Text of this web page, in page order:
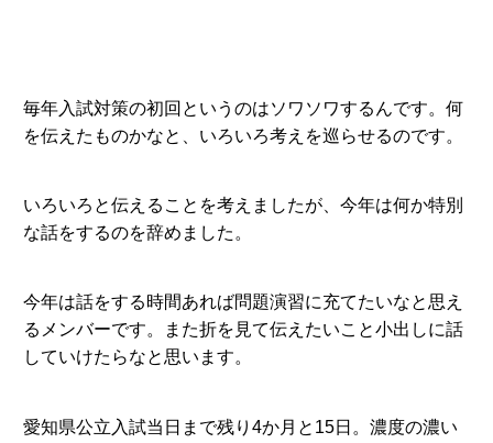
毎年入試対策の初回というのはソワソワするんです。何
を伝えたものかなと、いろいろ考えを巡らせるのです。
いろいろと伝えることを考えましたが、今年は何か特別
な話をするのを辞めました。
今年は話をする時間あれば問題演習に充てたいなと思え
るメンバーです。また折を見て伝えたいこと小出しに話
していけたらなと思います。
愛知県公立入試当日まで残り4か月と15日。濃度の濃い